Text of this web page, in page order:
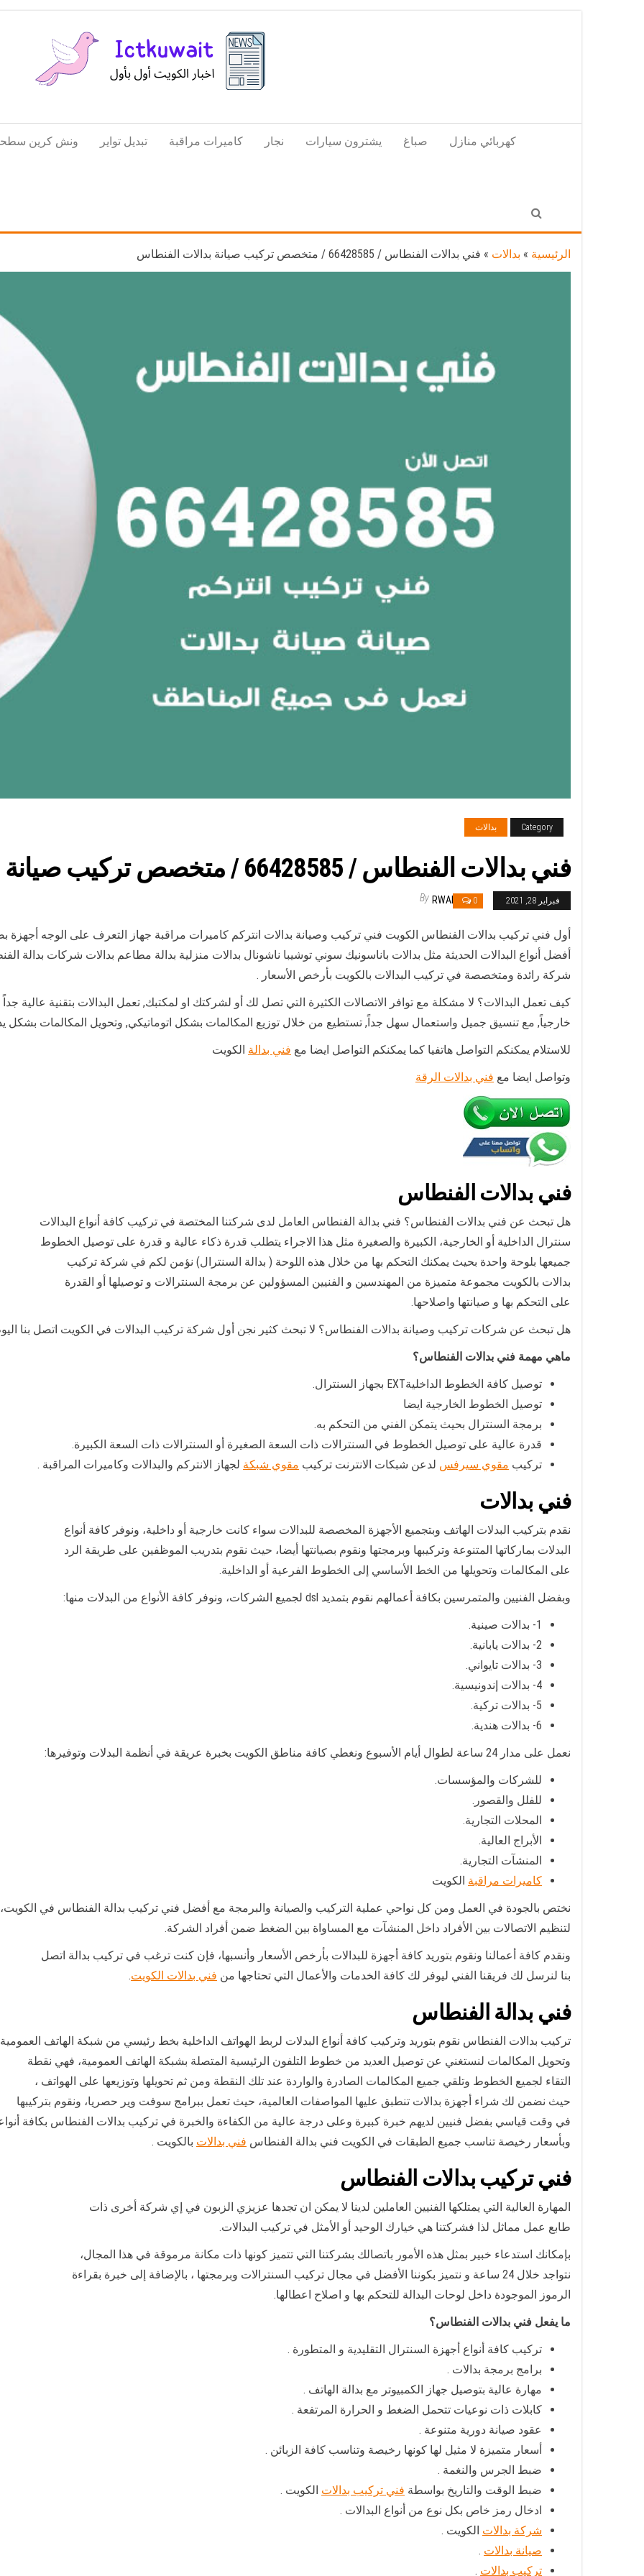
الكويت
تكنولوجيا
المعلومات
ونش كرين تبديل تواير كاميرات مراقبة نجار يشترون سيارات صباغ كهربائي منازل
الرئيسية » بدالات » فني بدالات الفنطاس / 66428585 / متخصص تركيب صيانة بدالات الفنطاس
Category بدالات
فني بدالات الفنطاس / 66428585 / متخصص تركيب صيانة بدالات الفنطاس
فبراير 28, 2021 0
By RWAN
أول فني تركيب بدالات الفنطاس الكويت فني تركيب وصيانة بدالات انتركم كاميرات مراقبة جهاز التعرف على الوجه
أفضل أنواع البدالات الحديثة مثل بدالات باناسونيك سوني توشيبا ناشونال بدالات منزلية بدالة مطاعم بدالات شركات بدالة
شركة رائدة ومتخصصة في تركيب البدالات بالكويت بأرخص الأسعار .
كيف تعمل البدالات؟ لا مشكلة مع توافر الاتصالات الكثيرة التي تصل لك أو لشركتك او لمكتبك, تعمل البدالات بتقنية عالية
خارجياً, مع تنسيق جميل واستعمال سهل جداً, تستطيع من خلال توزيع المكالمات بشكل اتوماتيكي, وتحويل المكالمات بشكل
للاستلام يمكنكم التواصل هاتفيا كما يمكنكم التواصل ايضا مع فني بدالة الكويت
وتواصل ايضا مع فني بدالات الرقة
فني بدالات الفنطاس
هل تبحث عن فني بدالات الفنطاس؟ فني بدالة الفنطاس العامل لدى شركتنا المختصة في تركيب كافة أنواع البدالات
سنترال الداخلية أو الخارجية، الكبيرة والصغيرة مثل هذا الاجراء يتطلب قدرة ذكاء عالية و قدرة على توصيل الخطوط
جميعها بلوحة واحدة بحيث يمكنك التحكم بها من خلال هذه اللوحة ( بدالة السنترال) نؤمن لكم في شركة تركيب
بدالات بالكويت مجموعة متميزة من المهندسين و الفنيين المسؤولين عن برمجة السنترالات و توصيلها أو القدرة
على التحكم بها و صيانتها واصلاحها.
هل تبحث عن شركات تركيب وصيانة بدالات الفنطاس؟ لا تبحث كثير نجن أول شركة تركيب البدالات في الكويت اتصل بنا
ماهي مهمة فني بدالات الفنطاس؟
توصيل كافة الخطوط الداخليةEXT بجهاز السنترال.
توصيل الخطوط الخارجية ايضا
برمجة السنترال بحيث يتمكن الفني من التحكم به.
قدرة عالية على توصيل الخطوط في السنترالات ذات السعة الصغيرة أو السنترالات ذات السعة الكبيرة.
تركيب مقوي سيرفس لدعن شبكات الانترنت تركيب مقوي شبكة لجهاز الانتركم والبدالات وكاميرات المراقبة .
فني بدالات
نقدم بتركيب البدلات الهاتف وبتجميع الأجهزة المخصصة للبدالات سواء كانت خارجية أو داخلية، ونوفر كافة أنواع
البدلات بماركاتها المتنوعة وتركيبها وبرمجتها ونقوم بصيانتها أيضا، حيث نقوم بتدريب الموظفين على طريقة الرد
على المكالمات وتحويلها من الخط الأساسي إلى الخطوط الفرعية أو الداخلية.
وبفضل الفنيين والمتمرسين بكافة أعمالهم نقوم بتمديد dsl لجميع الشركات، ونوفر كافة الأنواع من البدلات منها:
1- بدالات صينية.
2- بدالات يابانية.
3- بدالات تايواني.
4- بدالات إندونيسية.
5- بدالات تركية.
6- بدالات هندية.
نعمل على مدار 24 ساعة لطوال أيام الأسبوع ونغطي كافة مناطق الكويت بخبرة عريقة في أنظمة البدلات وتوفيرها:
للشركات والمؤسسات.
للفلل والقصور.
المحلات التجارية.
الأبراج العالية.
المنشآت التجارية.
كاميرات مراقبة الكويت
نختص بالجودة في العمل ومن كل نواحي عملية التركيب والصيانة والبرمجة مع أفضل فني تركيب بدالة الفنطاس في الكويت،
لتنظيم الاتصالات بين الأفراد داخل المنشآت مع المساواة بين الضغط ضمن أفراد الشركة.
ونقدم كافة أعمالنا ونقوم بتوريد كافة أجهزة للبدالات بأرخص الأسعار وأنسبها، فإن كنت ترغب في تركيب بدالة اتصل
بنا لنرسل لك فريقنا الفني ليوفر لك كافة الخدمات والأعمال التي تحتاجها من فني بدالات الكويت.
فني بدالة الفنطاس
تركيب بدالات الفنطاس نقوم بتوريد وتركيب كافة أنواع البدلات لربط الهواتف الداخلية بخط رئيسي من شبكة الهاتف
وتحويل المكالمات لنستغني عن توصيل العديد من خطوط التلفون الرئيسية المتصلة بشبكة الهاتف العمومية، فهي نقطة
التقاء لجميع الخطوط وتلقي جميع المكالمات الصادرة والواردة عند تلك النقطة ومن ثم تحويلها وتوزيعها على الهواتف ،
حيث نضمن لك شراء أجهزة بدالات تنطبق عليها المواصفات العالمية، حيث تعمل ببرامج سوفت وير حصريا، ونقوم بتركيبها
في وقت قياسي بفضل فنيين لديهم خبرة كبيرة وعلى درجة عالية من الكفاءة والخبرة في تركيب بدالات الفنطاس بكافة
وبأسعار رخيصة تناسب جميع الطبقات في الكويت فني بدالة الفنطاس فني بدالات بالكويت .
فني تركيب بدالات الفنطاس
المهارة العالية التي يمتلكها الفنيين العاملين لدينا لا يمكن ان تجدها عزيزي الزبون في إي شركة أخرى ذات
طابع عمل مماثل لذا فشركتنا هي خيارك الوحيد أو الأمثل في تركيب البدالات.
بإمكانك استدعاء خبير بمثل هذه الأمور باتصالك بشركتنا التي تتميز كونها ذات مكانة مرموقة في هذا المجال،
نتواجد خلال 24 ساعة و نتميز بكوننا الأفضل في مجال تركيب السنترالات وبرمجتها ، بالإضافة إلى خبرة بقراءة
الرموز الموجودة داخل لوحات البدالة للتحكم بها و اصلاح اعطالها.
ما يفعل فني بدالات الفنطاس؟
تركيب كافة أنواع أجهزة السنترال التقليدية و المتطورة .
برامج برمجة بدالات .
مهارة عالية بتوصيل جهاز الكمبيوتر مع بدالة الهاتف .
كابلات ذات نوعيات تتحمل الضغط و الحرارة المرتفعة .
عقود صيانة دورية متنوعة .
أسعار متميزة لا مثيل لها كونها رخيصة وتناسب كافة الزبائن .
ضبط الجرس والنغمة .
ضبط الوقت والتاريخ بواسطة فني تركيب بدالات الكويت .
ادخال رمز خاص بكل نوع من أنواع البدالات .
شركة بدالات الكويت .
صيانة بدالات .
تركيب بدالات .